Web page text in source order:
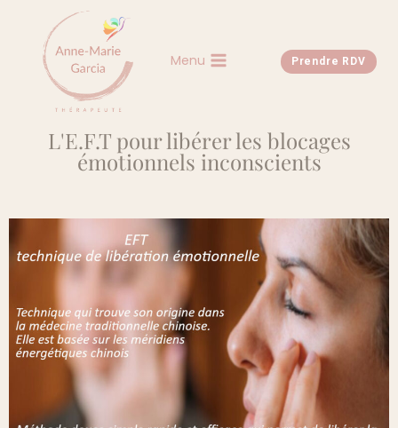
Menu Prendre RDV
L'E.F.T pour libérer les blocages
émotionnels inconscients